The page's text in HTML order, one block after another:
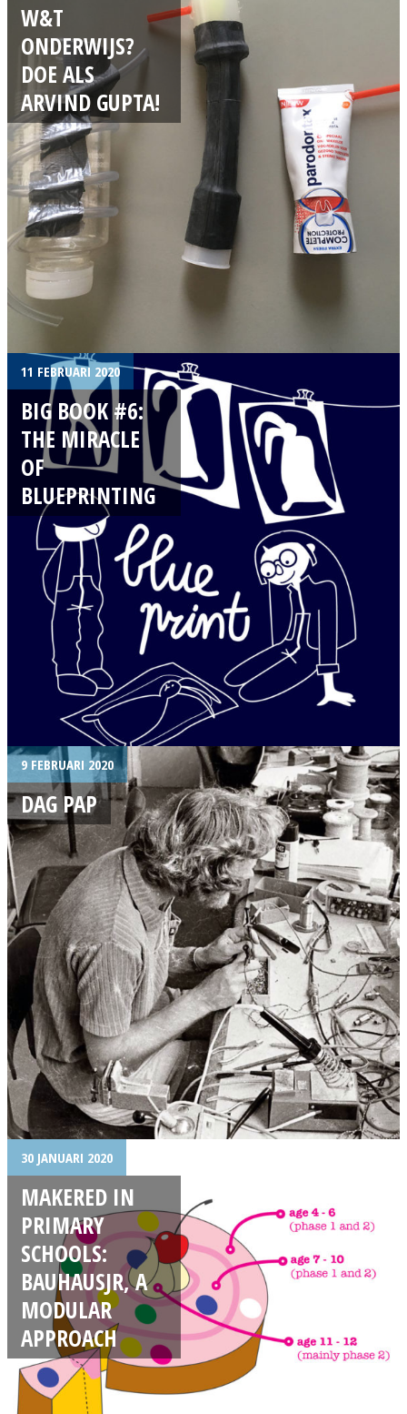
W&T
ONDERWIJS?
DOE ALS
ARVIND GUPTA!
11 FEBRUARI 2020
BIG BOOK #6:
THE MIRACLE
OF
BLUEPRINTING
9 FEBRUARI 2020
DAG PAP
30 JANUARI 2020
MAKERED IN
PRIMARY
SCHOOLS:
BAUHAUSJR, A
MODULAR
APPROACH